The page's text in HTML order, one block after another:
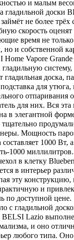
и малым
гладильной доски
не более трёх
скорость
время не
но и собственной
Home Vapore Grande
гладильную
гладильная доска,
для
отпаривания
для них. Вся
в элегантной
тщательно
Мощность
1000 Вт,
1000
в клетку
в интерьер
эту конструкцию,
и
по доступной цене.
с гладильной
BELSI Lazio
и оно
любого типа. Оно